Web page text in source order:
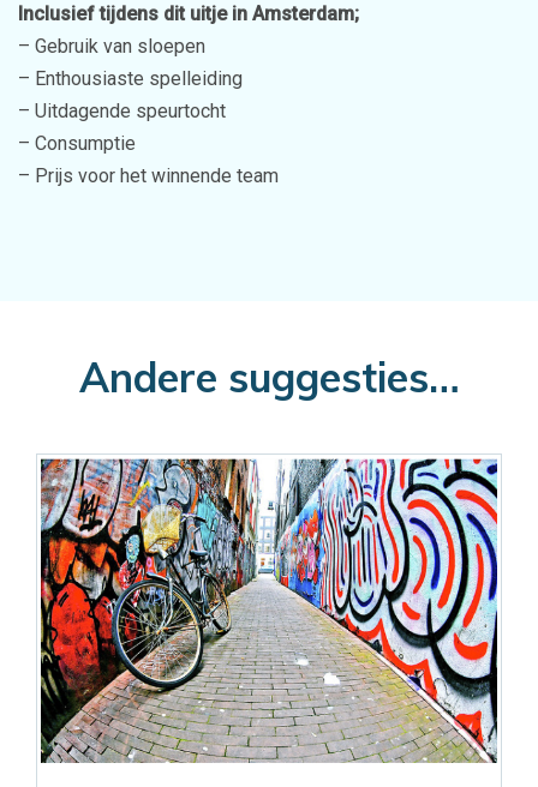
Inclusief tijdens dit uitje in Amsterdam;
– Gebruik van sloepen
– Enthousiaste spelleiding
– Uitdagende speurtocht
– Consumptie
– Prijs voor het winnende team
Andere suggesties…